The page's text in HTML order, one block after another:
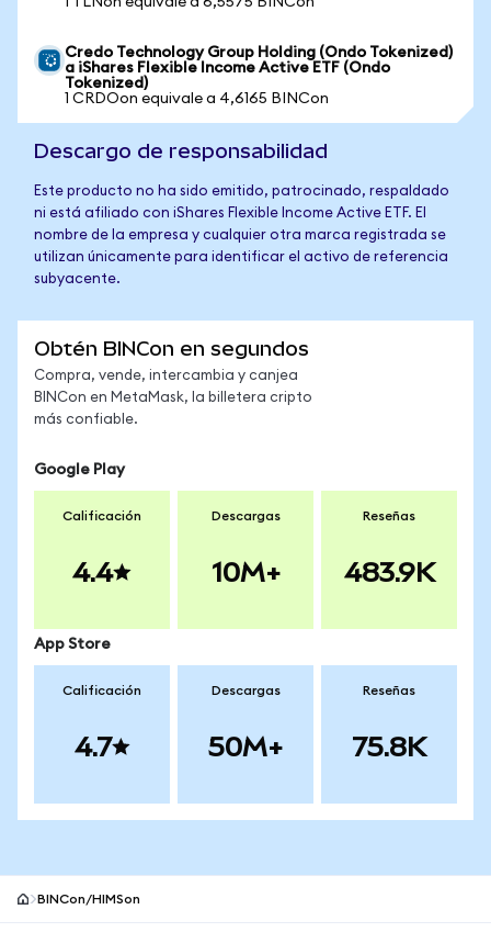
Credo Technology Group Holding (Ondo Tokenized)
a iShares Flexible Income Active ETF (Ondo
Tokenized)
1 CRDOon equivale a 4,6165 BINCon
Descargo de responsabilidad
Este producto no ha sido emitido, patrocinado, respaldado
ni está afiliado con iShares Flexible Income Active ETF. El
nombre de la empresa y cualquier otra marca registrada se
utilizan únicamente para identificar el activo de referencia
subyacente.
Obtén BINCon en segundos
Compra, vende, intercambia y canjea
BINCon en MetaMask, la billetera cripto
más confiable.
Google Play
Calificación
4.4
Descargas
10M+
Reseñas
483.9K
App Store
Calificación
4.7
Descargas
50M+
Reseñas
75.8K
BINCon/HIMSon